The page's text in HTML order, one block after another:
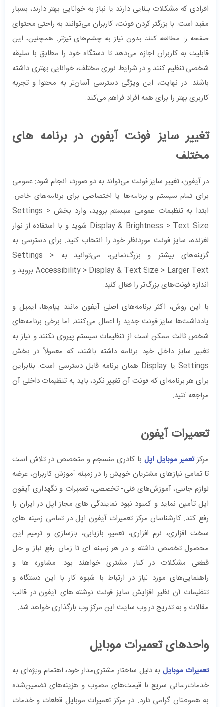
افرادی که مشکلات بینایی دارند یا نیاز به خوانایی بهتر دارند، بسیار
مفید است. با بزرگتر کردن فونت، کاربران می‌توانند به راحتی محتوای
صفحه را مطالعه کنند بدون نیاز به چشم‌های تیزتر. همچنین، این
قابلیت به کاربران اجازه می‌دهد تا دستگاه خود را مطابق با سلیقه
شخصی تنظیم کنند و در شرایط نوری مختلف، خوانایی بهتری داشته
باشند. در نهایت، این ویژگی دسترسی آسان‌تر به محتوا و تجربه
کاربری بهتر را برای همه افراد فراهم می‌کند.
تغییر سایز فونت آیفون در برنامه های
مختلف
در آیفون، تغییر سایز فونت می‌تواند به دو صورت انجام شود: عمومی
برای تمام سیستم و برنامه‌ها یا اختصاصی برای برنامه‌های خاص.
ابتدا به تنظیمات عمومی سیستم بروید، وارد بخش Settings >
Display & Brightness > Text Size شوید و با استفاده از نوار
لغزنده، سایز فونت موردنظر خود را انتخاب کنید. برای دسترسی به
گزینه‌های بیشتر و بزرگ‌نمایی، می‌توانید به Settings >
Accessibility > Display & Text Size > Larger Text بروید و
اندازه فونت‌های بزرگ‌تر را فعال کنید.
با این روش، اکثر برنامه‌های اصلی آیفون مانند پیام‌ها، ایمیل و
یادداشت‌ها سایز فونت جدید را اعمال می‌کنند. اما برخی برنامه‌های
شخص ثالث ممکن است از تنظیمات سیستم پیروی نکنند و نیاز به
تغییر سایز داخل خود برنامه داشته باشند، که معمولاً در بخش
Settings یا Display همان برنامه قابل دسترسی است. بنابراین
برای هر برنامه‌ای که فونت آن تغییر نکرد، باید به تنظیمات داخلی آن
مراجعه کنید.
تعمیرات آیفون
مرکزتعمیر موبایل اپل با کادری منسجم و متخصص در تلاش است
تا تمامی نیازهای مشتریان خویش را در زمینه آموزش کاربران، عرضه
لوازم جانبی، آموزش‌‏های فنی- تخصصی، تعمیرات و نگهداری آیفون
اپل تأمین ‌نماید و کمبود نبود نمایندگی های مجاز اپل در ایران را
رفع کند. کارشناسان مرکز تعمیرات آیفون اپل در تمامی زمینه های
سخت افزاری، نرم افزاری، تعمیر، بازیابی، بازسازی و ترمیم این
محصول تخصص داشته و در هر زمینه ای تا زمان رفع نیاز و حل
قطعی مشکلات در کنار مشتری خواهند بود. مشاوره ‌ها و
راهنمایی‌های مورد نیاز در ارتباط با شیوه کار با این دستگاه و
تنظیمات آن نظیر افزایش سایز فونت نوشته های آیفون در قالب
مقالات و به تدریج در وب سایت این مرکز وب بارگذاری خواهد شد.
واحدهای تعمیرات موبایل
تعمیرات موبایلبه دلیل ساختار مشتری‌مدار خود، اهتمام ویژه‌ای به
خدمات‌رسانی سریع با قیمت‌های مصوب و هزینه‌های تضمین‌شده
به هموطنان گرامی دارد. در مرکز تعمیرات موبایل قطعات و خدمات